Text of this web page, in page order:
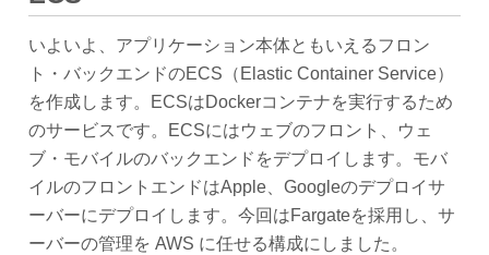
いよいよ、アプリケーション本体ともいえるフロン
ト・バックエンドのECS（Elastic Container Service）
を作成します。ECSはDockerコンテナを実行するため
のサービスです。ECSにはウェブのフロント、ウェ
ブ・モバイルのバックエンドをデプロイします。モバ
イルのフロントエンドはApple、Googleのデプロイサ
ーバーにデプロイします。今回はFargateを採用し、サ
ーバーの管理を AWS に任せる構成にしました。